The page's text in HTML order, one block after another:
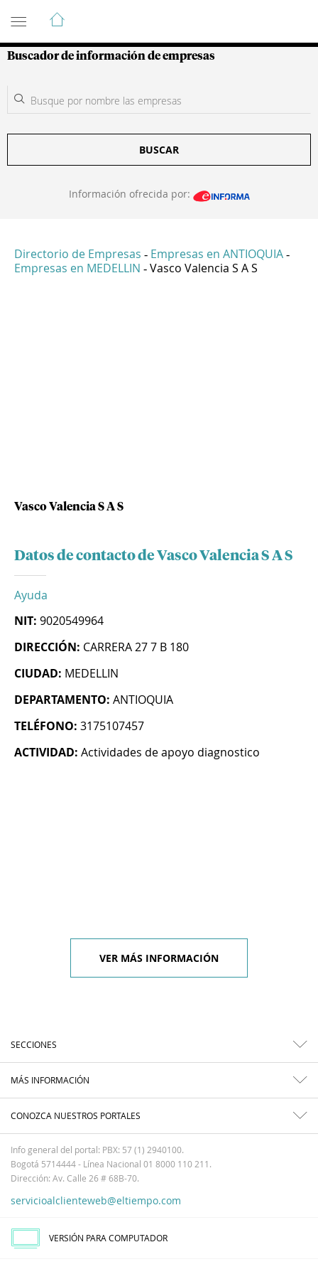
Guía de Empresas Colombianas
Buscador de información de empresas
BUSCAR
Información ofrecida por:
Directorio de Empresas - Empresas en ANTIOQUIA -
Empresas en MEDELLIN - Vasco Valencia S A S
Vasco Valencia S A S
Datos de contacto de Vasco Valencia S A S
Ayuda
NIT: 9020549964
DIRECCIÓN: CARRERA 27 7 B 180
CIUDAD: MEDELLIN
DEPARTAMENTO: ANTIOQUIA
TELÉFONO: 3175107457
ACTIVIDAD: Actividades de apoyo diagnostico
VER MÁS INFORMACIÓN
SECCIONES
MÁS INFORMACIÓN
CONOZCA NUESTROS PORTALES
Info general del portal: PBX: 57 (1) 2940100.
Bogotá 5714444 - Línea Nacional 01 8000 110 211.
Dirección: Av. Calle 26 # 68B-70.
servicioalclienteweb@eltiempo.com
VERSIÓN PARA COMPUTADOR